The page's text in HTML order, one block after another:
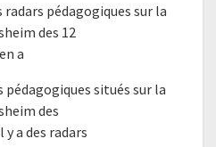
pédagogiques sur la
des 12
a
pédagogiques situés sur la
des
a des radars